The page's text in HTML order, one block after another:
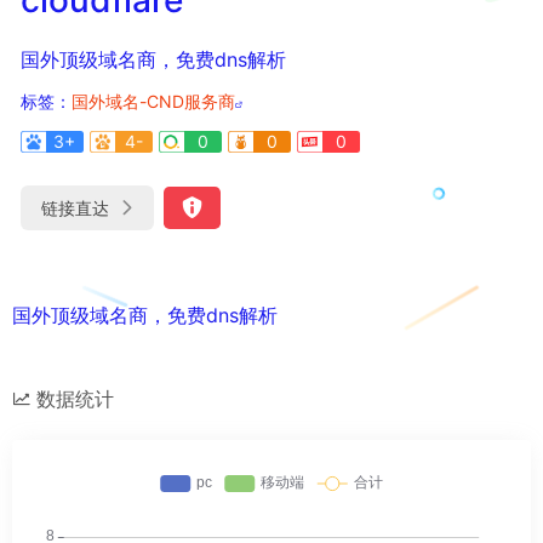
国外顶级域名商，免费dns解析
标签： 国外域名-CND服务商
3+
4- 0 0 0
链接直达
国外顶级域名商，免费dns解析
数据统计